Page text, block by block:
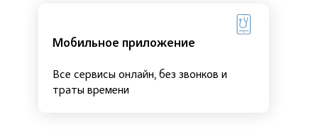
Мобильное приложение
Все сервисы онлайн, без звонков и
траты времени